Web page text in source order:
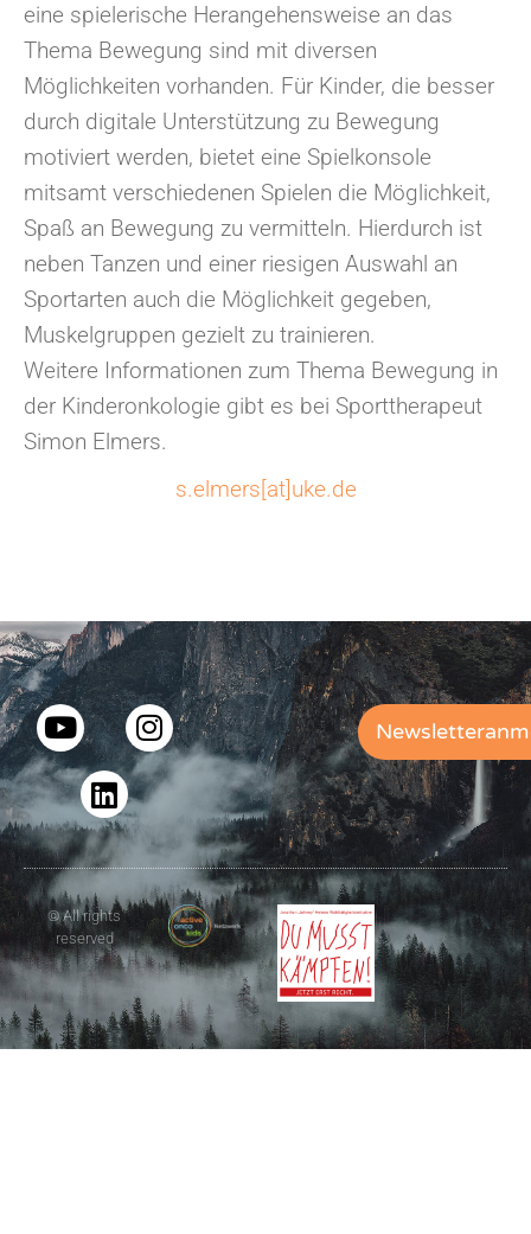
eine spielerische Herangehensweise an das
Thema Bewegung sind mit diversen
Möglichkeiten vorhanden. Für Kinder, die besser
durch digitale Unterstützung zu Bewegung
motiviert werden, bietet eine Spielkonsole
mitsamt verschiedenen Spielen die Möglichkeit,
Spaß an Bewegung zu vermitteln. Hierdurch ist
neben Tanzen und einer riesigen Auswahl an
Sportarten auch die Möglichkeit gegeben,
Muskelgruppen gezielt zu trainieren.
Weitere Informationen zum Thema Bewegung in
der Kinderonkologie gibt es bei Sporttherapeut
Simon Elmers.
s.elmers[at]uke.de
© All rights
reserved